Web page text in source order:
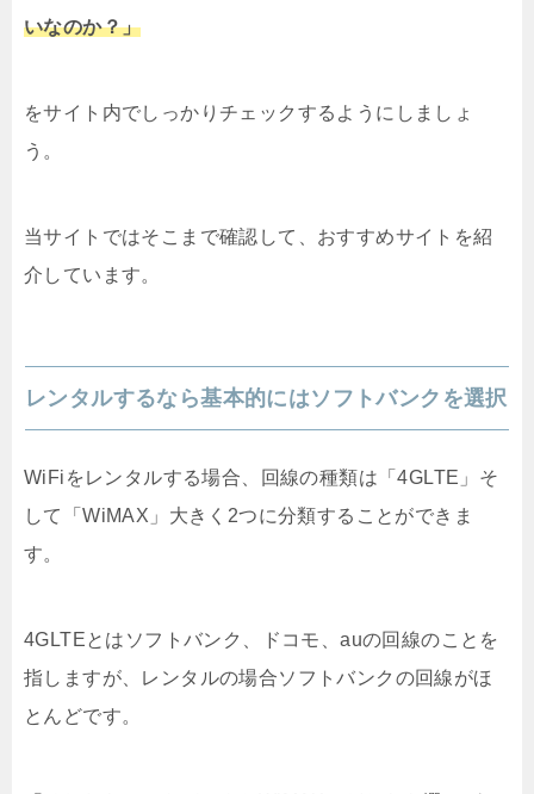
いなのか？」
をサイト内でしっかりチェックするようにしましょ
う。
当サイトではそこまで確認して、おすすめサイトを紹
介しています。
レンタルするなら基本的にはソフトバンクを選択
WiFiをレンタルする場合、回線の種類は「4GLTE」そ
して「WiMAX」大きく2つに分類することができま
す。
4GLTEとはソフトバンク、ドコモ、auの回線のことを
指しますが、レンタルの場合ソフトバンクの回線がほ
とんどです。